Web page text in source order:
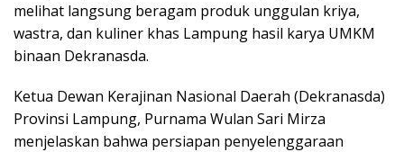
melihat langsung beragam produk unggulan kriya,
wastra, dan kuliner khas Lampung hasil karya UMKM
binaan Dekranasda.
Ketua Dewan Kerajinan Nasional Daerah (Dekranasda)
Provinsi Lampung, Purnama Wulan Sari Mirza
menjelaskan bahwa persiapan penyelenggaraan